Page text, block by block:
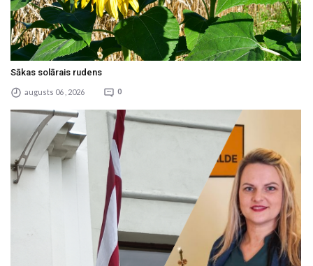
Sākas solārais rudens
augusts 06 , 2026 0